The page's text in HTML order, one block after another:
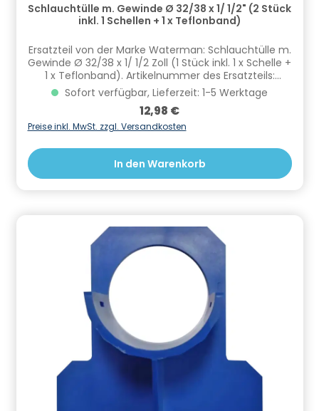
Schlauchtülle m. Gewinde Ø 32/38 x 1/ 1/2" (2 Stück
inkl. 1 Schellen + 1 x Teflonband)
Ersatzteil von der Marke Waterman: Schlauchtülle m.
Gewinde Ø 32/38 x 1/ 1/2 Zoll (1 Stück inkl. 1 x Schelle +
1 x Teflonband). Artikelnummer des Ersatzteils:
509000210. Informationen zur Produktsicherheit
Hersteller/EU Verantwortliche Person: CF Group
Deutschland GmbH, Bahnhofstraße 68, 73240
Wendlingen, DE, info.de@cf.group, +4970244048100
Sofort verfügbar, Lieferzeit: 1-5 Werktage
Regulärer Preis:
12,98 €
Preise inkl. MwSt. zzgl. Versandkosten
In den Warenkorb